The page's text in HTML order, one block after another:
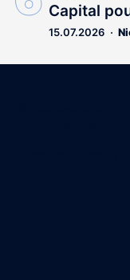
Capital
15.07.2026